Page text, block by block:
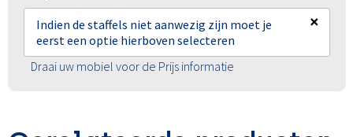
Indien de staffels niet aanwezig zijn moet je
eerst een optie hierboven selecteren
×
Draai uw mobiel voor de Prijs informatie